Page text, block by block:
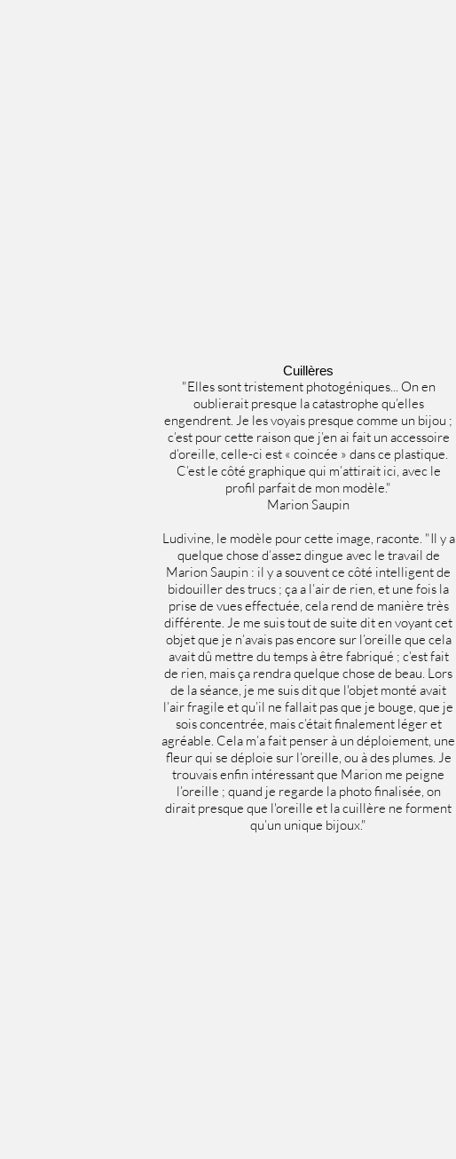
Cuillères
"Elles sont tristement photogéniques... On en
oublierait presque la catastrophe qu’elles
engendrent. Je les voyais presque comme un bijou ;
c’est pour cette raison que j’en ai fait un accessoire
d’oreille, celle-ci est « coincée » dans ce plastique.
C’est le côté graphique qui m’attirait ici, avec le
profil parfait de mon modèle."
Marion Saupin
Ludivine, le modèle pour cette image, raconte. "Il y a
quelque chose d’assez dingue avec le travail de
Marion Saupin : il y a souvent ce côté intelligent de
bidouiller des trucs ; ça a l’air de rien, et une fois la
prise de vues effectuée, cela rend de manière très
différente. Je me suis tout de suite dit en voyant cet
objet que je n’avais pas encore sur l’oreille que cela
avait dû mettre du temps à être fabriqué ; c’est fait
de rien, mais ça rendra quelque chose de beau. Lors
de la séance, je me suis dit que l'objet monté avait
l’air fragile et qu’il ne fallait pas que je bouge, que je
sois concentrée, mais c’était finalement léger et
agréable. Cela m’a fait penser à un déploiement, une
fleur qui se déploie sur l’oreille, ou à des plumes. Je
trouvais enfin intéressant que Marion me peigne
l’oreille ; quand je regarde la photo finalisée, on
dirait presque que l'oreille et la cuillère ne forment
qu’un unique bijoux."